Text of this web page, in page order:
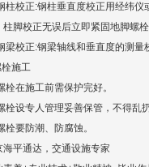
校正:钢柱垂直度校正用经纬仪
柱脚校正无误后立即紧固地脚螺
校正:钢梁轴线和垂直度的测量
施工
在施工前需保护完好。
设专人管理妥善保管，不得乱
要防潮、防腐蚀。
海平通达，交通设施专家